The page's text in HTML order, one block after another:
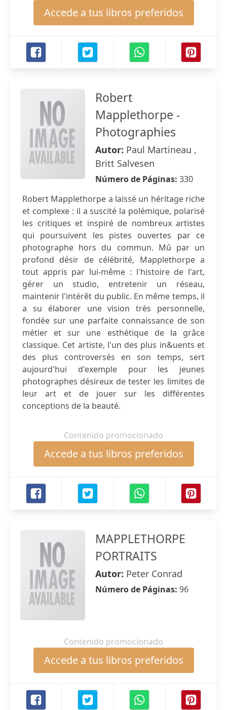
Accede a tus libros preferidos
Robert
Mapplethorpe -
Photographies
Autor: Paul Martineau ,
Britt Salvesen
Número de Páginas: 330
Robert Mapplethorpe a laissé un héritage riche
et complexe : il a suscité la polémique, polarisé
les critiques et inspiré de nombreux artistes
qui poursuivent les pistes ouvertes par ce
photographe hors du commun. Mû par un
profond désir de célébrité, Mapplethorpe a
tout appris par lui-même : l'histoire de l'art,
gérer un studio, entretenir un réseau,
maintenir l'intérêt du public. En même temps, il
a su élaborer une vision très personnelle,
fondée sur une parfaite connaissance de son
métier et sur une esthétique de la grâce
classique. Cet artiste, l'un des plus in&uents et
des plus controversés en son temps, sert
aujourd'hui d'exemple pour les jeunes
photographes désireux de tester les limites de
leur art et de jouer sur les différentes
conceptions de la beauté.
Contenido promocionado
Accede a tus libros preferidos
MAPPLETHORPE
PORTRAITS
Autor: Peter Conrad
Número de Páginas: 96
Contenido promocionado
Accede a tus libros preferidos